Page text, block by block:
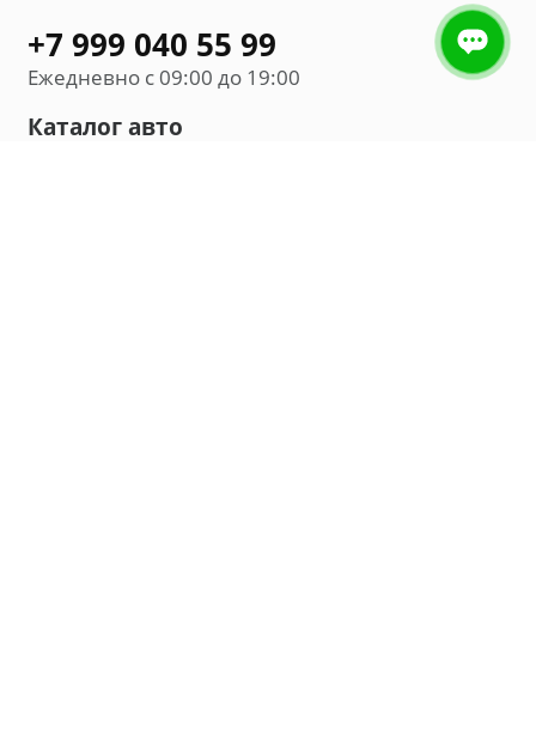
+7 999 040 55 99
Ежедневно с 09:00 до 19:00
Каталог авто